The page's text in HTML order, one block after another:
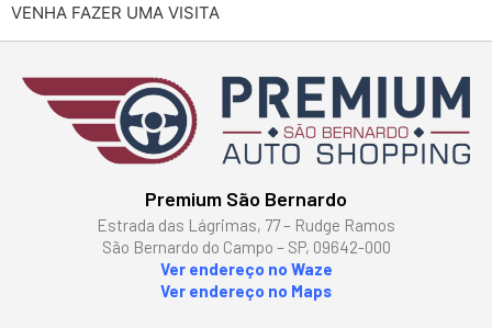
VENHA FAZER UMA VISITA
Premium São Bernardo
Estrada das Lágrimas, 77 – Rudge Ramos
São Bernardo do Campo – SP, 09642-000
Ver endereço no Waze
Ver endereço no Maps